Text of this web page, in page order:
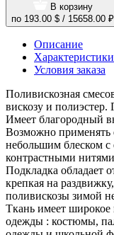
В корзину
по 193.00 $ / 15658.00 ₽
Описание
Характеристики
Условия заказа
Поливискозная
вискозу и полиэстер.
Имеет благородный
Возможно применять
небольшим блеском с
контрастными
Подкладка обладает
крепкая на
поливискозы зимой
Ткань имеет широкое
одежды : костюмы,